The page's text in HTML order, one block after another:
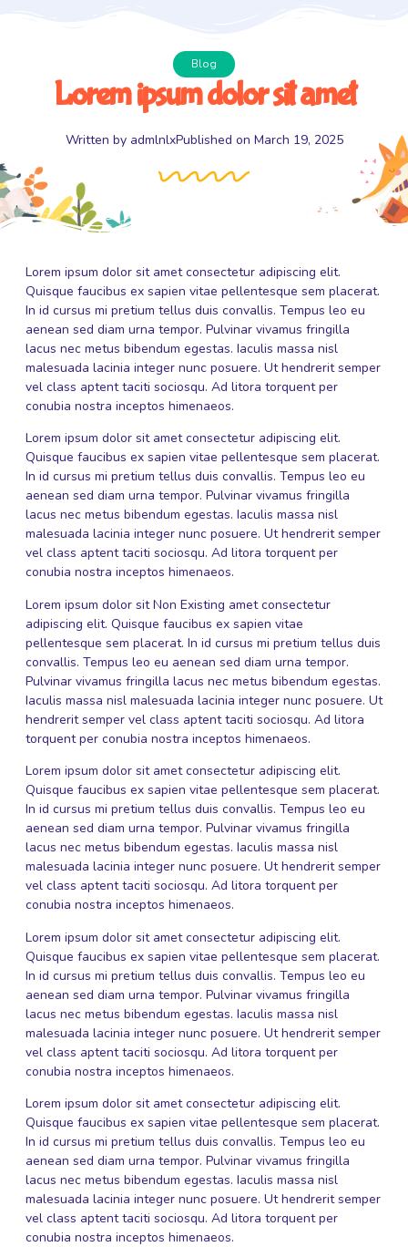
Blog
Lorem ipsum dolor sit amet
Written byadmlnlxPublished on March 19, 2025
Lorem ipsum dolor sit amet consectetur adipiscing elit.
Quisque faucibus ex sapien vitae pellentesque sem placerat.
In id cursus mi pretium tellus duis convallis. Tempus leo eu
aenean sed diam urna tempor. Pulvinar vivamus fringilla
lacus nec metus bibendum egestas. Iaculis massa nisl
malesuada lacinia integer nunc posuere. Ut hendrerit semper
vel class aptent taciti sociosqu. Ad litora torquent per
conubia nostra inceptos himenaeos.
Lorem ipsum dolor sit amet consectetur adipiscing elit.
Quisque faucibus ex sapien vitae pellentesque sem placerat.
In id cursus mi pretium tellus duis convallis. Tempus leo eu
aenean sed diam urna tempor. Pulvinar vivamus fringilla
lacus nec metus bibendum egestas. Iaculis massa nisl
malesuada lacinia integer nunc posuere. Ut hendrerit semper
vel class aptent taciti sociosqu. Ad litora torquent per
conubia nostra inceptos himenaeos.
Lorem ipsum dolor sitNon Existing amet consectetur
adipiscing elit. Quisque faucibus ex sapien vitae
pellentesque sem placerat. In id cursus mi pretium tellus duis
convallis. Tempus leo eu aenean sed diam urna tempor.
Pulvinar vivamus fringilla lacus nec metus bibendum egestas.
Iaculis massa nisl malesuada lacinia integer nunc posuere. Ut
hendrerit semper vel class aptent taciti sociosqu. Ad litora
torquent per conubia nostra inceptos himenaeos.
Lorem ipsum dolor sit amet consectetur adipiscing elit.
Quisque faucibus ex sapien vitae pellentesque sem placerat.
In id cursus mi pretium tellus duis convallis. Tempus leo eu
aenean sed diam urna tempor. Pulvinar vivamus fringilla
lacus nec metus bibendum egestas. Iaculis massa nisl
malesuada lacinia integer nunc posuere. Ut hendrerit semper
vel class aptent taciti sociosqu. Ad litora torquent per
conubia nostra inceptos himenaeos.
Lorem ipsum dolor sit amet consectetur adipiscing elit.
Quisque faucibus ex sapien vitae pellentesque sem placerat.
In id cursus mi pretium tellus duis convallis. Tempus leo eu
aenean sed diam urna tempor. Pulvinar vivamus fringilla
lacus nec metus bibendum egestas. Iaculis massa nisl
malesuada lacinia integer nunc posuere. Ut hendrerit semper
vel class aptent taciti sociosqu. Ad litora torquent per
conubia nostra inceptos himenaeos.
Lorem ipsum dolor sit amet consectetur adipiscing elit.
Quisque faucibus ex sapien vitae pellentesque sem placerat.
In id cursus mi pretium tellus duis convallis. Tempus leo eu
aenean sed diam urna tempor. Pulvinar vivamus fringilla
lacus nec metus bibendum egestas. Iaculis massa nisl
malesuada lacinia integer nunc posuere. Ut hendrerit semper
vel class aptent taciti sociosqu. Ad litora torquent per
conubia nostra inceptos himenaeos.